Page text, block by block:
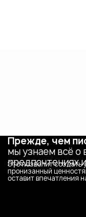
Прежде, чем
мы узнаем всё о
предпочтениях
Это позволит создать
пронизанный
оставит впечатления